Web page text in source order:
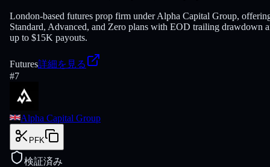
London-based futures prop firm under Alpha Capital Group,
Standard, Advanced, and Zero plans with EOD trailing drawdown
up to $15K payouts.
Futures詳細を見る
#7
Alpha Capital Group
PFK
検証済み